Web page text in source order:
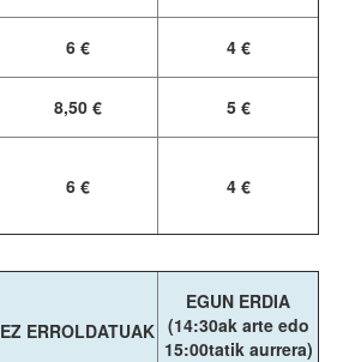
6 € 4 €
8,50 €
5 €
6 € 4 €
EZ ERROLDATUAK
EGUN ERDIA
(14:30ak arte edo
15:00tatik aurrera)